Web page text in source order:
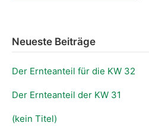
Neueste Beiträge
Der Ernteanteil für die KW 32
Der Ernteanteil der KW 31
(kein Titel)